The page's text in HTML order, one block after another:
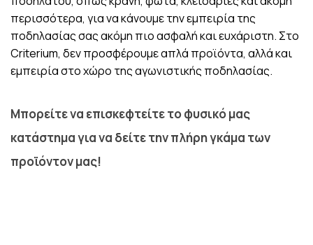
περισσότερα, για να κάνουμε την εμπειρία της
ποδηλασίας σας ακόμη πιο ασφαλή και ευχάριστη. Στο
Criterium, δεν προσφέρουμε απλά προϊόντα, αλλά και
εμπειρία στο χώρο της αγωνιστικής ποδηλασίας.
Μπορείτε να επισκεφτείτε το φυσικό μας
κατάστημα για να δείτε την πλήρη γκάμα των
προϊόντον μας!